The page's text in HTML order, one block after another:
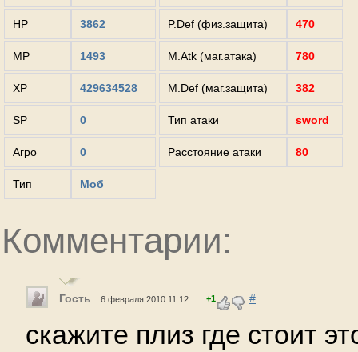
HP 3862
MP 1493
XP 429634528
SP 0
Агро 0
Тип Моб
P.Def (физ.защита) 470
M.Atk (маг.атака) 780
M.Def (маг.защита) 382
Тип атаки sword
Расстояние атаки 80
Комментарии:
Гость 6 февраля 2010 11:12 +1 #
скажите плиз где стоит